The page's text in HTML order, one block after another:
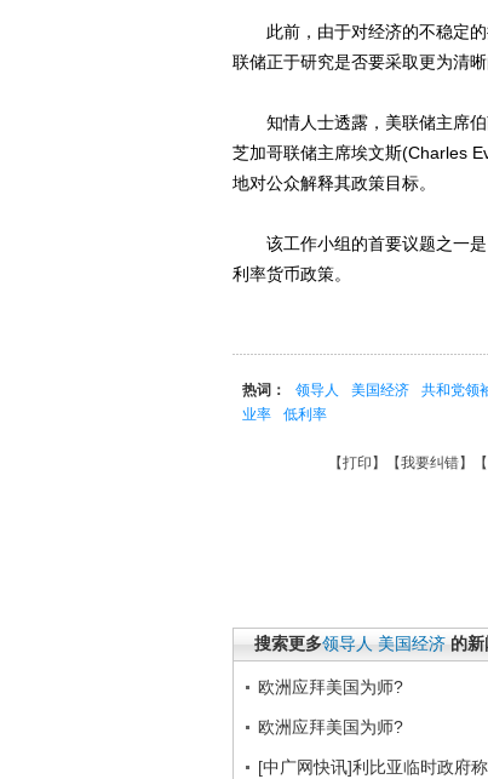
此前，由于对经济的不稳定的
联储正于研究是否要采取更为清
知情人士透露，美联储主席伯
芝加哥联储主席埃文斯(Charles
地对公众解释其政策目标。
该工作小组的首要议题之一是
利率货币政策。
热词： 领导人 美国经济 共和党领
业率
低利率
【打印 】【我要纠错】【
搜索更多领导人 美国经济 的新
欧洲应拜美国为师?
欧洲应拜美国为师?
[中广网快讯]利比亚临时政府